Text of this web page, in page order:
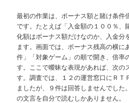
最初の作業は、ボーナス額と賭け条件
です。たとえば「入金額の１００％、
化額はボーナス額だけなのか、入金分
ます。画面では、ボーナス残高の横に
件」「対象ゲーム」の順で開き、倍率
す。ここで曖昧な表現があれば、次の
す。調査では、１２の運営窓口にＲＴ
ましたが、９件は回答しませんでした
の文言を自分で読むしかありません。